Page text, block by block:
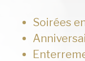
Soirées